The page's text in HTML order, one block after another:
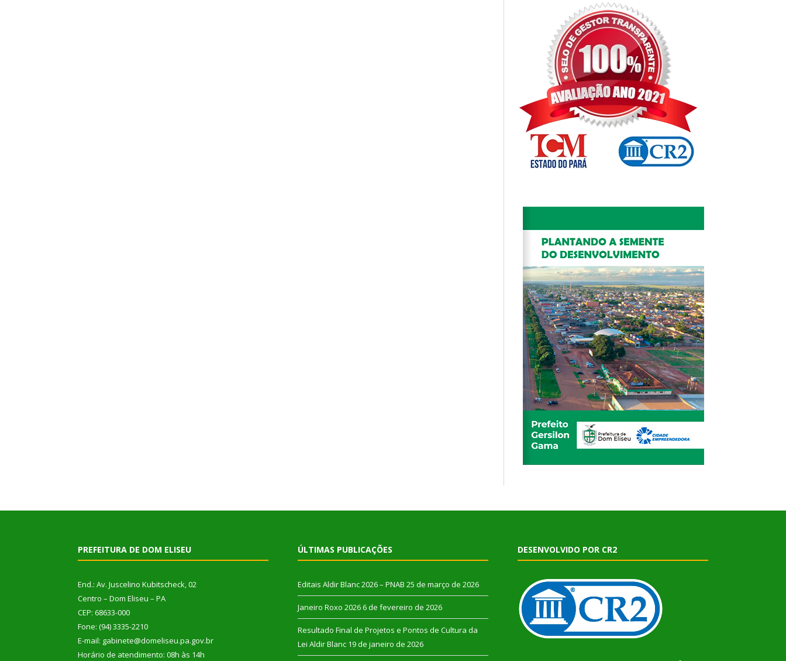
PREFEITURA DE DOM ELISEU
End.: Av. Juscelino Kubitscheck, 02
Centro – Dom Eliseu – PA
CEP: 68633-000
Fone: (94) 3335-2210
E-mail: gabinete@domeliseu.pa.gov.br
Horário de atendimento: 08h às 14h
ÚLTIMAS PUBLICAÇÕES
Editais Aldir Blanc 2026 – PNAB 25 de março de 2026
Janeiro Roxo 2026 6 de fevereiro de 2026
Resultado Final de Projetos e Pontos de Cultura da
Lei Aldir Blanc 19 de janeiro de 2026
DESENVOLVIDO POR CR2